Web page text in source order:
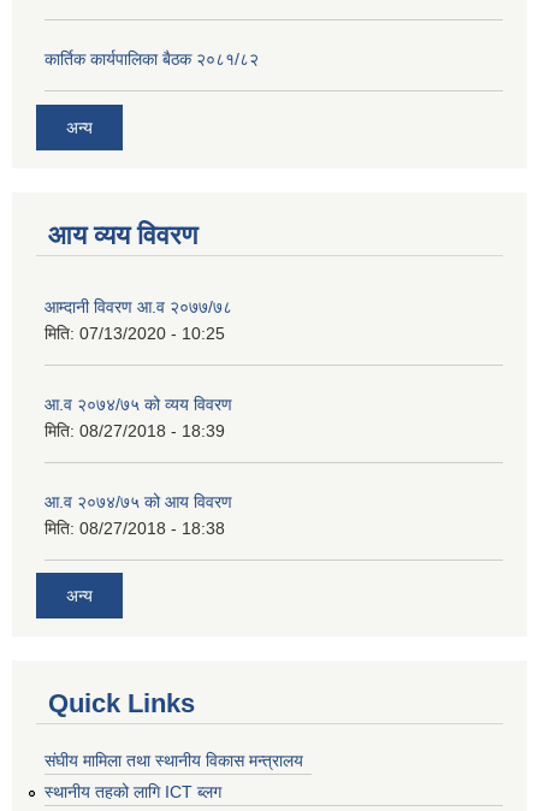
कार्तिक कार्यपालिका बैठक २०८१/८२
अन्य
आय व्यय विवरण
आम्दानी विवरण आ.व २०७७/७८
मिति: 07/13/2020 - 10:25
आ.व २०७४/७५ को व्यय विवरण
मिति: 08/27/2018 - 18:39
आ.व २०७४/७५ को आय विवरण
मिति: 08/27/2018 - 18:38
अन्य
Quick Links
संघीय मामिला तथा स्थानीय विकास मन्त्रालय
स्थानीय तहको लागि ICT ब्लग